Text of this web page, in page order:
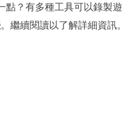
點？有多種工具可以錄製遊
。繼續閱讀以了解詳細資訊。